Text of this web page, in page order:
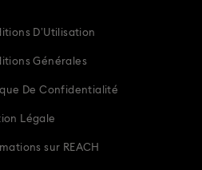
D’Utilisation
Générales
De Confidentialité
Légale
sur REACH